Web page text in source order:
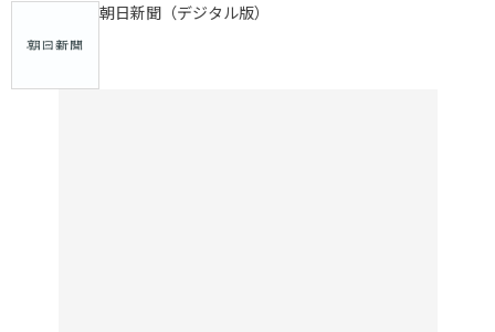
朝日新聞（デジタル版）